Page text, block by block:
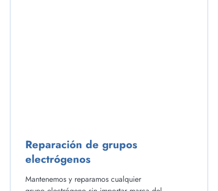
Reparación de grupos
electrógenos
Mantenemos y reparamos cualquier